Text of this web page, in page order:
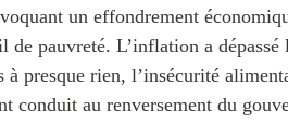
un effondrement
de pauvreté. L’inflation a dépassé
à presque rien, l’insécurité
conduit au renversement du